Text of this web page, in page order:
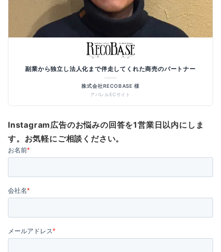
副業から独立し法人化まで伴走してくれた商売のパートナー
株式会社RECOBASE 様
アパレルECサイト
Instagram広告のお悩みの回答を1営業日以内にしま
す。お気軽にご相談ください。